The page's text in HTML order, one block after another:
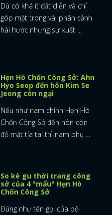
GOOGLE
Dù có khá ít đất diễn và chỉ
góp mặt trong vài phân cảnh
hài hước nhưng sự xuất ...
Hẹn Hò Chốn Công Sở: Ahn
Hyo Seop đến hôn Kim Se
Jeong còn ngại
Nếu như nam chính Hẹn Hò
Chốn Công Sở đến hôn còn
đỏ mặt tía tai thì nam phụ ...
So kè gu thời trang công
sở của 4 "mẩu" Hẹn Hò
Chốn Công Sở
Đúng như tên gọi của bộ